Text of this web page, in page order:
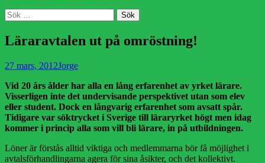
Sök
Sök
efter:
Läraravtalen ut på omröstning‏!
Publicerad
27 mars, 2012Författare
Jorge
Vid 20 års ålder har alla en lång erfarenhet av yrket lärare.
Visserligen inte det undervisande perspektivet utan som elev
eller student. Dock en långvarig erfarenhet som avsatt spår.
Tidigare var söktrycket i Sverige till läraryrket högt men idag
kommer i princip alla som vill bli lärare, in på utbildningen.
Löner är förstås alltid viktiga och medlemmarna bör få möjlighet i
avtalsförhandlingarna agera för sina åsikter, och det kollektivt.